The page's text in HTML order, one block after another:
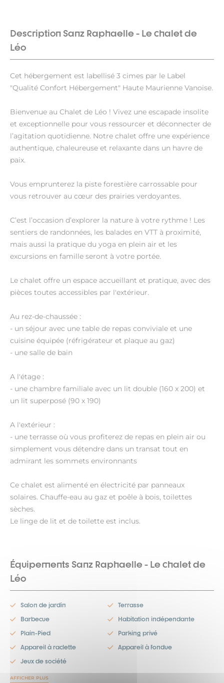
Description Sanz Raphaelle - Le chalet de
Léo
Cet hébergement est labellisé 3 cimes par le Label
"Qualité Confort Hébergement" Haute Maurienne Vanoise.
Bienvenue au Chalet de Léo ! Vivez une escapade insolite
et exceptionnelle pour vous ressourcer et déconnecter de
l’agitation quotidienne. Notre chalet offre une expérience
authentique, chaleureuse et relaxante dans un havre de
paix.
Vous emprunterez la piste forestière carrossable pour
vous retrouver au cœur des prairies verdoyantes.
C’est l’occasion d’explorer la nature à votre rythme ! Les
sentiers de randonnées, les balades en VTT à proximité,
mais aussi la pratique du yoga en plein air et les
excursions en famille seront à votre portée.
Le chalet offre un espace accueillant et pratique, avec des
pièces toutes accessibles par l'extérieur.
Au rez-de-chaussée :
- un séjour avec une table de repas conviviale et une
cuisine équipée (réfrigérateur et plaque au gaz)
- une salle de bain
A l'étage :
- une chambre familiale avec un lit double (160 x 200) et
un lit superposé (90 x 190)
A l'extérieur :
- une terrasse où vous profiterez de repas en plein air ou
simplement vous détendre dans un transat tout en
admirant les sommets environnants
Ce chalet est alimenté en électricité par panneaux
solaires. Chauffe-eau au gaz et poêle à bois, toilettes
sèches.
Le linge de lit et de toilette est inclus.
Équipements Sanz Raphaelle - Le chalet de
Léo
Salon de jardin
Terrasse
Barbecue
Habitation indépendante
Plain-Pied
Parking privé
Appareil à raclette
Appareil à fondue
Jeux de société
AFFICHER PLUS